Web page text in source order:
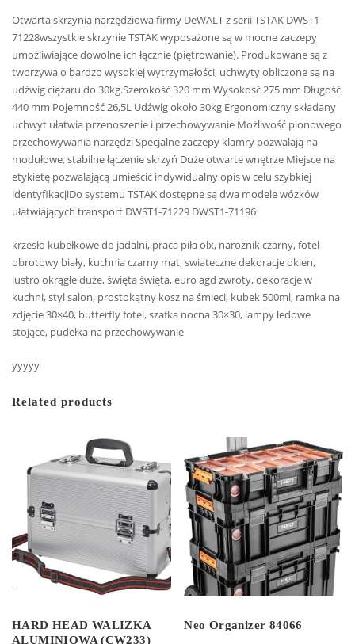
Otwarta skrzynia narzędziowa firmy DeWALT z serii TSTAK DWST1-
71228wszystkie skrzynie TSTAK wyposażone są w mocne zaczepy
umożliwiające dowolne ich łącznie (piętrowanie). Produkowane są z
tworzywa o bardzo wysokiej wytrzymałości, uchwyty obliczone są na
udźwig ciężaru do 30kg.Szerokość 320 mm Wysokość 275 mm Długość
440 mm Pojemność 26,5L Udźwig około 30kg Ergonomiczny składany
uchwyt ułatwia przenoszenie i przechowywanie Możliwość pionowego
przechowywania narzędzi Specjalne zaczepy klamry pozwalają na
modułowe, stabilne łączenie skrzyń Duże otwarte wnętrze Miejsce na
etykietę pozwalającą umieścić indywidualny opis w celu szybkiej
identyfikacjiDo systemu TSTAK dostępne są dwa modele wózków
ułatwiających transport DWST1-71229 DWST1-71196
krzesło kubełkowe do jadalni, praca piła olx, narożnik czarny, fotel
obrotowy biały, kuchnia czarny mat, swiateczne dekoracje okien,
lustro okrągłe duże, święta święta, euro agd zwroty, dekoracje w
kuchni, styl salon, prostokątny kosz na śmieci, kubek 500ml, ramka na
zdjęcie 30×40, butterfly fotel, szafka nocna 30×30, lampy ledowe
stojące, pudełka na przechowywanie
yyyyy
Related products
HARD HEAD WALIZKA
ALUMINIOWA (CW233)
Neo Organizer 84066